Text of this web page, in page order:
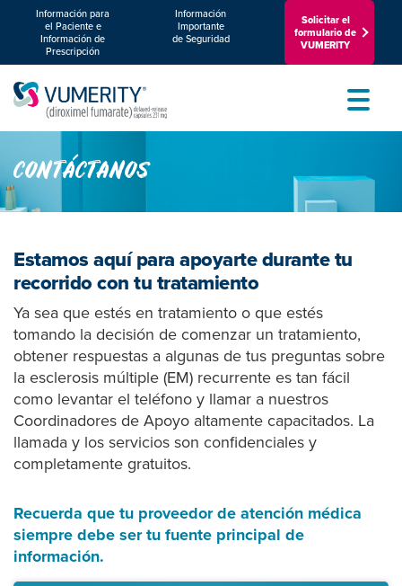
Información para
el Paciente e
Información de
Prescripción
Información
Importante
de Seguridad
Solicitar el
formulario de
VUMERITY
CONTÁCTANOS
Estamos aquí para apoyarte durante tu
recorrido con tu tratamiento
Ya sea que estés en tratamiento o que estés
tomando la decisión de comenzar un tratamiento,
obtener respuestas a algunas de tus preguntas sobre
la esclerosis múltiple (EM) recurrente es tan fácil
como levantar el teléfono y llamar a nuestros
Coordinadores de Apoyo altamente capacitados. La
llamada y los servicios son confidenciales y
completamente gratuitos.
Recuerda que tu proveedor de atención médica
siempre debe ser tu fuente principal de
información.